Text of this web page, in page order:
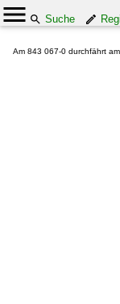
Suche
Am 843 067-0 durchfährt